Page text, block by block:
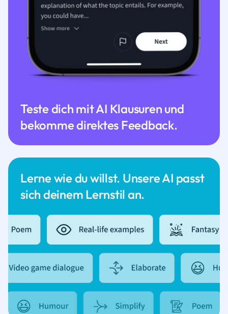
Lerne wie du willst. Unsere AI passt
sich deinem Lernstil an.
Teste dich mit AI Klausuren und
bekomme direktes Feedback.